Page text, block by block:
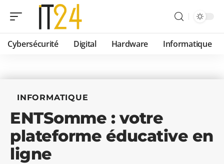
Cybersécurité Digital Hardware Informatique
INFORMATIQUE
ENTSomme : votre
plateforme éducative en
ligne